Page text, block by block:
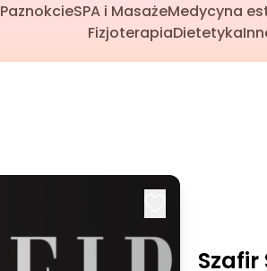
PaznokcieSPA i MasażeMedycyna
FizjoterapiaDietetyka
Szafir